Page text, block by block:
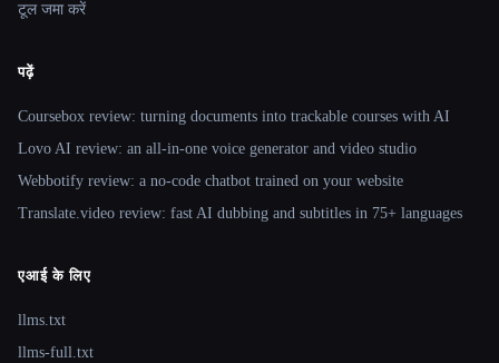
टूल जमा करें
पढ़ें
Coursebox review: turning documents into trackable courses with AI
Lovo AI review: an all-in-one voice generator and video studio
Webbotify review: a no-code chatbot trained on your website
Translate.video review: fast AI dubbing and subtitles in 75+ languages
एआई के लिए
llms.txt
llms-full.txt